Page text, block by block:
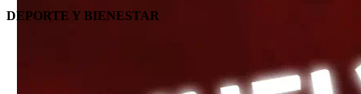
DEPORTE Y BIENESTAR